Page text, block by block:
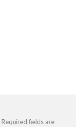
Required fields are